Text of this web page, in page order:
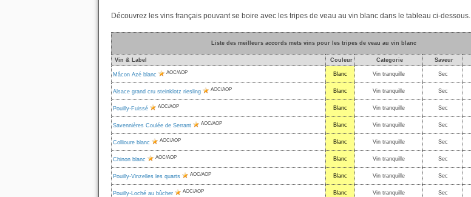
Découvrez les vins français pouvant se boire avec les tripes de veau au vin blanc dans le tableau ci-dessous.
Liste des meilleurs accords mets vins pour les tripes de veau au vin blanc
Vin & Label Couleur Categorie Saveur
Mâcon Azé blanc AOC/AOP Blanc Vin tranquille Sec
Alsace grand cru steinklotz riesling AOC/AOP Blanc Vin tranquille Sec
Pouilly-Fuissé AOC/AOP Blanc Vin tranquille Sec
Savennières Coulée de Serrant AOC/AOP Blanc Vin tranquille Sec
Collioure blanc AOC/AOP Blanc Vin tranquille Sec
Chinon blanc AOC/AOP Blanc Vin tranquille Sec
Pouilly-Vinzelles les quarts AOC/AOP Blanc Vin tranquille Sec
Pouilly-Loché au bûcher AOC/AOP Blanc Vin tranquille Sec